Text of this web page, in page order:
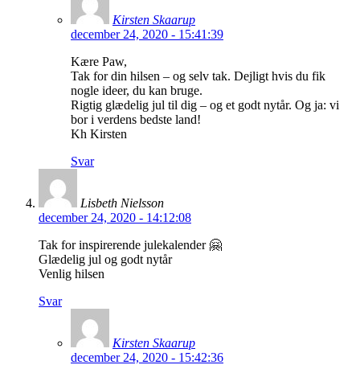
Kirsten Skaarup
december 24, 2020 - 15:41:39
Kære Paw,
Tak for din hilsen – og selv tak. Dejligt hvis du fik
nogle ideer, du kan bruge.
Rigtig glædelig jul til dig – og et godt nytår. Og ja: vi
bor i verdens bedste land!
Kh Kirsten
Svar
Lisbeth Nielsson
december 24, 2020 - 14:12:08
Tak for inspirerende julekalender 🤗
Glædelig jul og godt nytår
Venlig hilsen
Svar
Kirsten Skaarup
december 24, 2020 - 15:42:36